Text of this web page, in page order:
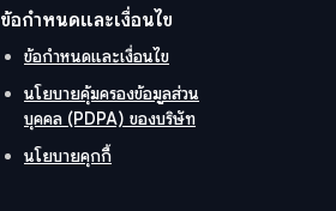
ข้อกำหนดและเงื่อนไข
ข้อกำหนดและเงื่อนไข
นโยบายคุ้มครองข้อมูลส่วน
บุคคล (PDPA) ของบริษัท
นโยบายคุกกี้